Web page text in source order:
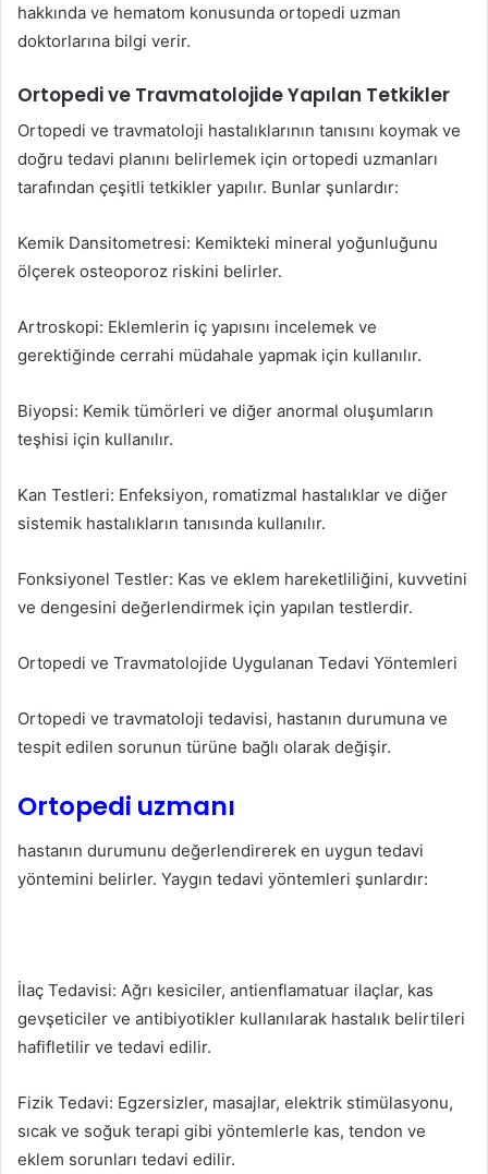
hakkında ve hematom konusunda ortopedi uzman
doktorlarına bilgi verir.
Ortopedi ve Travmatolojide Yapılan Tetkikler
Ortopedi ve travmatoloji hastalıklarının tanısını koymak ve
doğru tedavi planını belirlemek için ortopedi uzmanları
tarafından çeşitli tetkikler yapılır. Bunlar şunlardır:
Kemik Dansitometresi: Kemikteki mineral yoğunluğunu
ölçerek osteoporoz riskini belirler.
Artroskopi: Eklemlerin iç yapısını incelemek ve
gerektiğinde cerrahi müdahale yapmak için kullanılır.
Biyopsi: Kemik tümörleri ve diğer anormal oluşumların
teşhisi için kullanılır.
Kan Testleri: Enfeksiyon, romatizmal hastalıklar ve diğer
sistemik hastalıkların tanısında kullanılır.
Fonksiyonel Testler: Kas ve eklem hareketliliğini, kuvvetini
ve dengesini değerlendirmek için yapılan testlerdir.
Ortopedi ve Travmatolojide Uygulanan Tedavi Yöntemleri
Ortopedi ve travmatoloji tedavisi, hastanın durumuna ve
tespit edilen sorunun türüne bağlı olarak değişir.
Ortopedi uzmanı
hastanın durumunu değerlendirerek en uygun tedavi
yöntemini belirler. Yaygın tedavi yöntemleri şunlardır:
İlaç Tedavisi: Ağrı kesiciler, antienflamatuar ilaçlar, kas
gevşeticiler ve antibiyotikler kullanılarak hastalık belirtileri
hafifletilir ve tedavi edilir.
Fizik Tedavi: Egzersizler, masajlar, elektrik stimülasyonu,
sıcak ve soğuk terapi gibi yöntemlerle kas, tendon ve
eklem sorunları tedavi edilir.